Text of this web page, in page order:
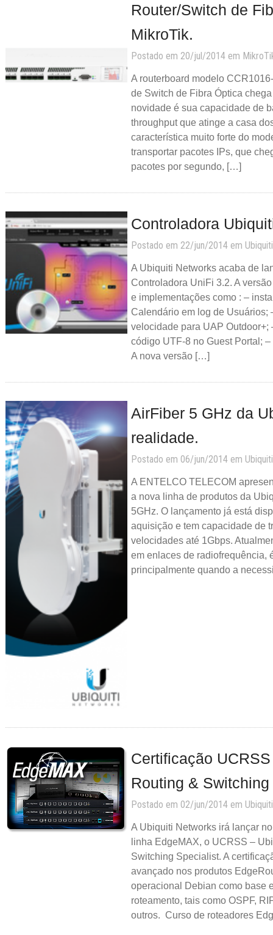
Router/Switch de
MikroTik.
Postado em 20/jul/2014 em
A routerboard modelo
de Switch de Fibra Óptica
novidade é sua capacidade de
throughput que atinge a casa
característica muito forte do
transportar pacotes IPs, que
pacotes por segundo, […]
Controladora
Postado em 22/jun/2014 em Ubiquiti
A Ubiquiti Networks acaba de
Controladora UniFi 3.2. A
e implementações como : –
Calendário em log de Usuários;
velocidade para UAP Outdoor+;
código UTF-8 no Guest Portal;
A nova versão […]
AirFiber 5 GHz da
realidade.
Postado em 06/jun/2014 em Ubiquiti
A ENTELCO TELECOM
a nova linha de produtos da
5GHz. O lançamento já está
aquisição e tem capacidade de
velocidades até 1Gbps.
em enlaces de radiofrequência,
principalmente quando a
Certificação
Routing & Switching
Postado em 02/jun/2014 em Ubiquiti
A Ubiquiti Networks irá lançar
linha EdgeMAX, o UCRSS –
Switching Specialist. A
avançado nos produtos
operacional Debian como base
roteamento, tais como OSPF,
outros. Curso de roteadores